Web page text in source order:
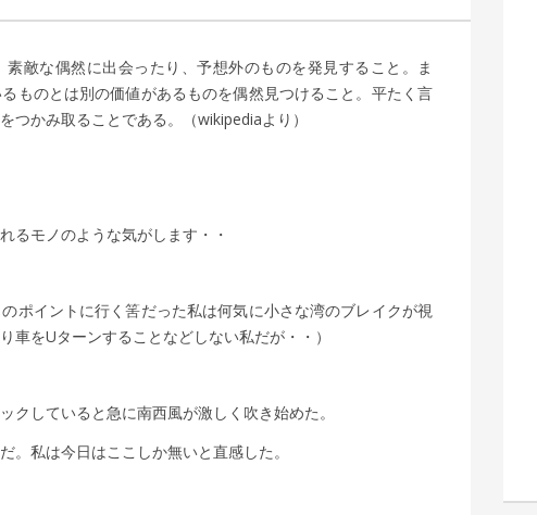
敵な偶然に出会ったり、予想外のものを発見すること。ま
ものとは別の価値があるものを偶然見つけること。平たく言
つかみ取ることである。（wikipediaより）
るモノのような気がします・・
ポイントに行く筈だった私は何気に小さな湾のブレイクが視
車をUターンすることなどしない私だが・・）
クしていると急に南西風が激しく吹き始めた。
。私は今日はここしか無いと直感した。